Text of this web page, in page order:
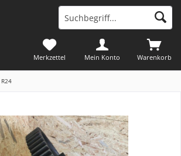
Warenkorb
Merkzettel Mein Konto
R24